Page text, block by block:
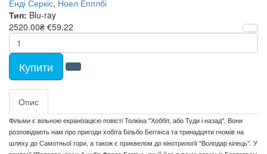
Енді Серкіс, Ноел Епплбі
Тип: Blu-ray
2520.00₴ €59.22
Купити
Опис
Фільми є вільною екранізацією повісті Толкіна "Хоббіт, або Туди і назад". Вони
розповідають нам про пригоди хобіта Більбо Беггінса та тринадцяти гномів на
шляху до Самотньої гори, а також є приквелом до кінотрилогії "Володар кілець". У